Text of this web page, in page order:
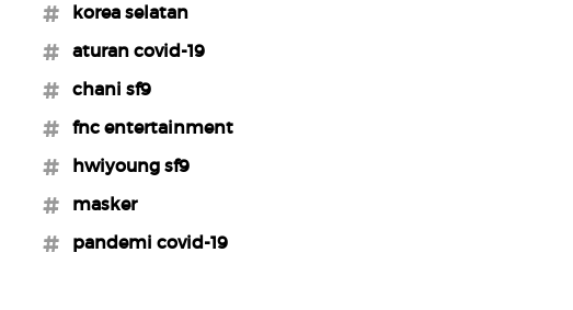
#korea selatan
#aturan covid-19
#chani sf9
#fnc entertainment
#hwiyoung sf9
#masker
#pandemi covid-19